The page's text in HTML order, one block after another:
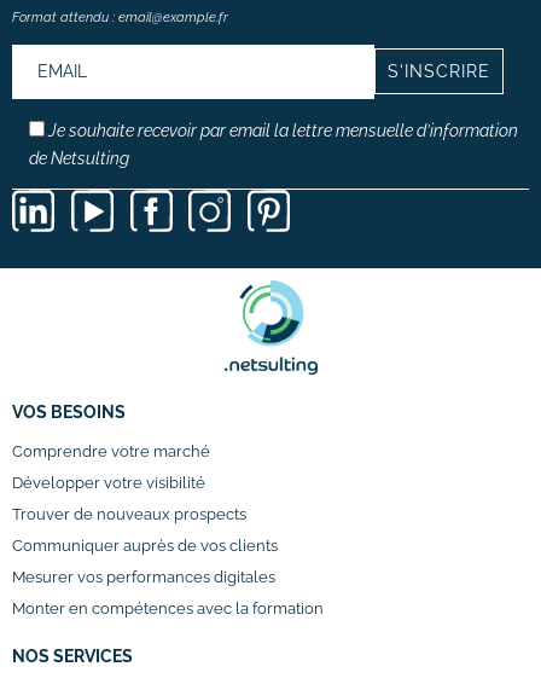
Format attendu : email@example.fr
Je souhaite recevoir par email la lettre mensuelle d’information
de Netsulting
VOS BESOINS
Comprendre votre marché
Développer votre visibilité
Trouver de nouveaux prospects
Communiquer auprès de vos clients
Mesurer vos performances digitales
Monter en compétences avec la formation
NOS SERVICES